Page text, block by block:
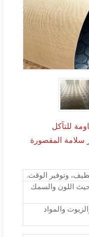
للتآكل
سلامة المقصورة
وتوفير الوقت.
اللون والسمك
والمواد